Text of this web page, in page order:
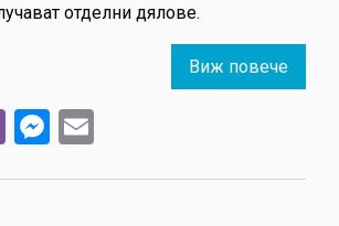
отделни дялове.
Виж повече
във
ViberMessenger